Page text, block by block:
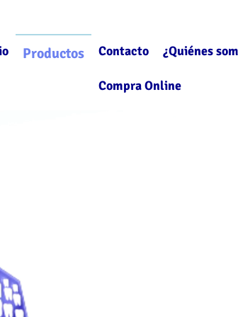
Productos Contacto ¿Quiénes
Compra Online